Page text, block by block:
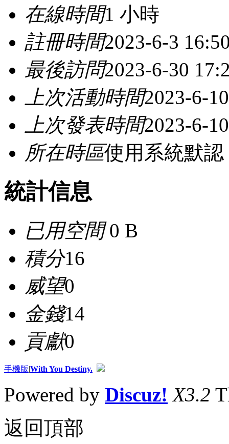
在線時間1 小時
註冊時間2023-6-3
最後訪問2023-6-30
上次活動時間2023-6-
上次發表時間2023-6-
所在時區使用系統默認
統計信息
已用空間0 B
積分16
威望0
金錢14
貢獻0
手機版|With You Destiny.
Powered by Discuz! X3.2
返回頂部